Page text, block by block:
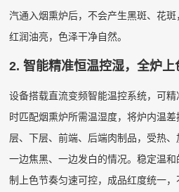
汽通入烟熏炉后，不会产生黑斑、花
红润油亮，色泽干净自然。
2. 智能精准恒温控湿，全炉上
设备搭载直流变频智能温控系统，可
时匹配烟熏炉所需温湿度，将炉内温
层、下层、前端、后端肉制品，受热
一边焦黑、一边发白的情况。稳定温
制上色节奏匀速可控，成品红度统一，